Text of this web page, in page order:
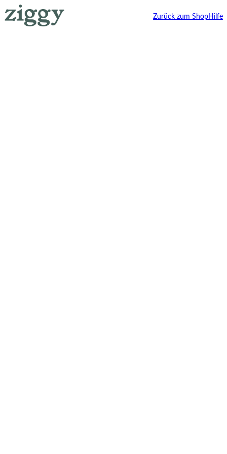
Zurück zum ShopHilfe